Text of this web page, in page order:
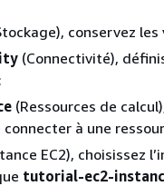
conservez
(Connectivité),
(Ressources de
connecter à une
EC2), choisissez
tutorial-ec2-